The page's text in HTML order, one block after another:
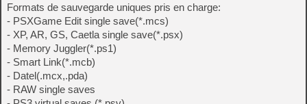
Formats de sauvegarde uniques pris en charge:
- PSXGame Edit single save(*.mcs)
- XP, AR, GS, Caetla single save(*.psx)
- Memory Juggler(*.ps1)
- Smart Link(*.mcb)
- Datel(.mcx,.pda)
- RAW single saves